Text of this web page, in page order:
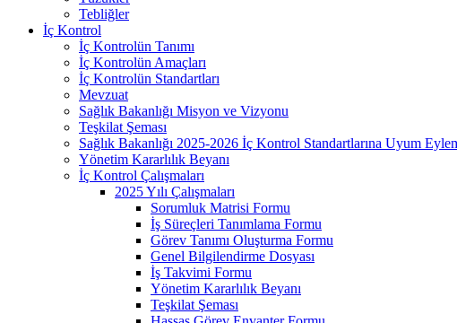
Tebliğler
İç Kontrol
İç Kontrolün Tanımı
İç Kontrolün Amaçları
İç Kontrolün Standartları
Mevzuat
Sağlık Bakanlığı Misyon ve Vizyonu
Teşkilat Şeması
Sağlık Bakanlığı 2025-2026 İç Kontrol Standartlarına Uyum
Yönetim Kararlılık Beyanı
İç Kontrol Çalışmaları
2025 Yılı Çalışmaları
Sorumluk Matrisi Formu
İş Süreçleri Tanımlama Formu
Görev Tanımı Oluşturma Formu
Genel Bilgilendirme Dosyası
İş Takvimi Formu
Yönetim Kararlılık Beyanı
Teşkilat Şeması